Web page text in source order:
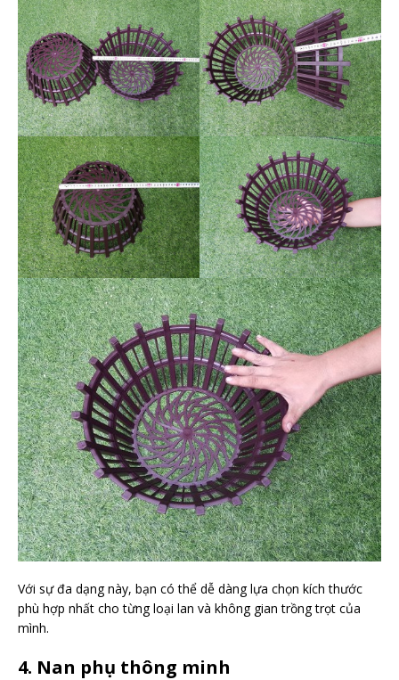
Với sự đa dạng này, bạn có thể dễ dàng lựa chọn kích thước
phù hợp nhất cho từng loại lan và không gian trồng trọt của
mình.
4. Nan phụ thông minh